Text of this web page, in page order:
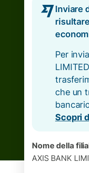
Inviare
Per
che un
Scopri
Nome della
AXIS BANK